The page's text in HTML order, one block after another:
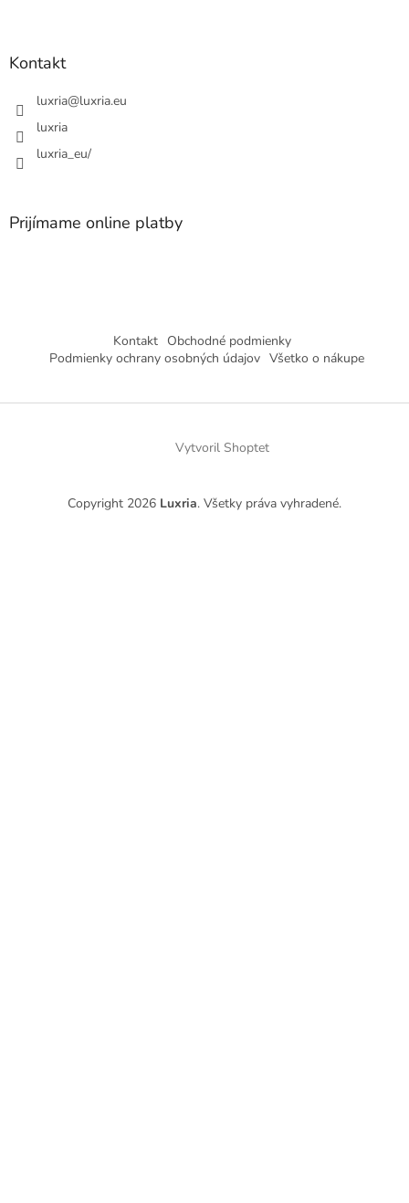
Kontakt
luxria@luxria.eu
luxria
luxria_eu/
Prijímame online platby
Kontakt Obchodné podmienky
Podmienky ochrany osobných údajov Všetko o nákupe
Vytvoril Shoptet
Copyright 2026 Luxria. Všetky práva vyhradené.